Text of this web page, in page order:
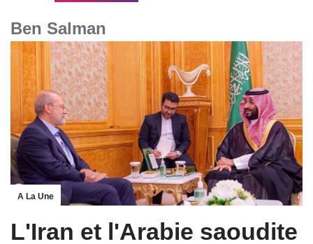
Ben Salman
A La Une
L'Iran et l'Arabie saoudite